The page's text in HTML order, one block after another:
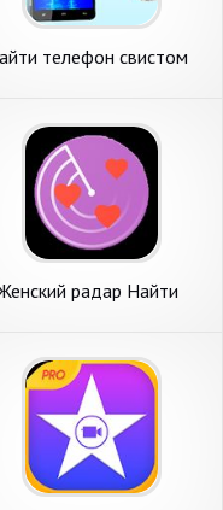
телефон свистом
радар Найти